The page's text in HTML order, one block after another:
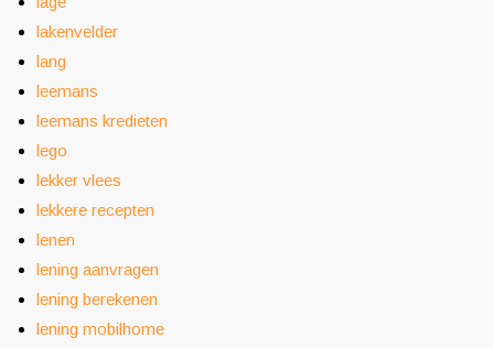
lakenvelder
lang
leemans
leemans kredieten
lego
lekker vlees
lekkere recepten
lenen
lening aanvragen
lening berekenen
lening mobilhome